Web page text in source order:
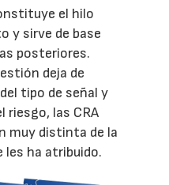
el hilo
y sirve de base
posteriores.
deja de
tipo de señal y
riesgo, las CRA
muy distinta de la
les ha atribuido.